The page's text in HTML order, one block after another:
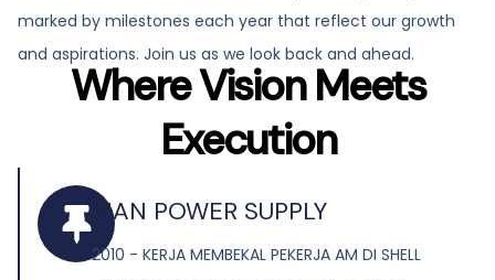
marked by milestones each year that reflect our growth
and aspirations. Join us as we look back and ahead.
Where Vision Meets
Execution
MAN POWER SUPPLY
2010 - KERJA MEMBEKAL PEKERJA AM DI SHELL